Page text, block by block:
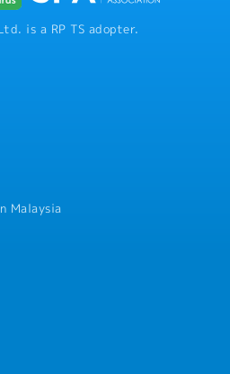
is a RP TS adopter.
Malaysia